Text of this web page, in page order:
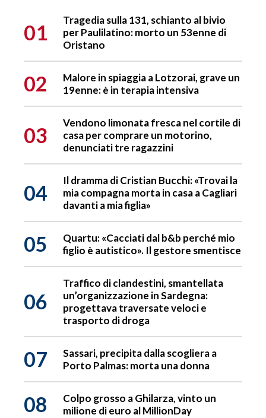
01
Tragedia sulla 131, schianto al bivio
per Paulilatino: morto un 53enne di
Oristano
02
Malore in spiaggia a Lotzorai, grave un
19enne: è in terapia intensiva
03
Vendono limonata fresca nel cortile di
casa per comprare un motorino,
denunciati tre ragazzini
04
Il dramma di Cristian Bucchi: «Trovai la
mia compagna morta in casa a Cagliari
davanti a mia figlia»
05
Quartu: «Cacciati dal b&b perché mio
figlio è autistico». Il gestore smentisce
06
Traffico di clandestini, smantellata
un’organizzazione in Sardegna:
progettava traversate veloci e
trasporto di droga
07
Sassari, precipita dalla scogliera a
Porto Palmas: morta una donna
08
Colpo grosso a Ghilarza, vinto un
milione di euro al MillionDay